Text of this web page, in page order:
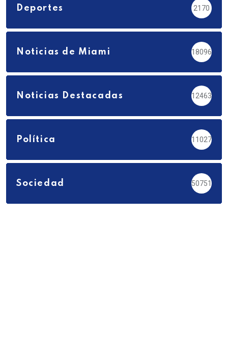
Deportes 2170
Noticias de Miami 18096
Noticias Destacadas 12463
Política 11027
Sociedad 50751